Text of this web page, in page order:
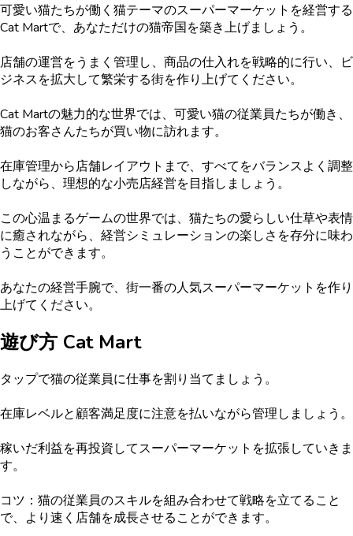
可愛い猫たちが働く猫テーマのスーパーマーケットを経営する
Cat Martで、あなただけの猫帝国を築き上げましょう。
店舗の運営をうまく管理し、商品の仕入れを戦略的に行い、ビ
ジネスを拡大して繁栄する街を作り上げてください。
Cat Martの魅力的な世界では、可愛い猫の従業員たちが働き、
猫のお客さんたちが買い物に訪れます。
在庫管理から店舗レイアウトまで、すべてをバランスよく調整
しながら、理想的な小売店経営を目指しましょう。
この心温まるゲームの世界では、猫たちの愛らしい仕草や表情
に癒されながら、経営シミュレーションの楽しさを存分に味わ
うことができます。
あなたの経営手腕で、街一番の人気スーパーマーケットを作り
上げてください。
遊び方 Cat Mart
タップで猫の従業員に仕事を割り当てましょう。
在庫レベルと顧客満足度に注意を払いながら管理しましょう。
稼いだ利益を再投資してスーパーマーケットを拡張していきま
す。
コツ：猫の従業員のスキルを組み合わせて戦略を立てること
で、より速く店舗を成長させることができます。